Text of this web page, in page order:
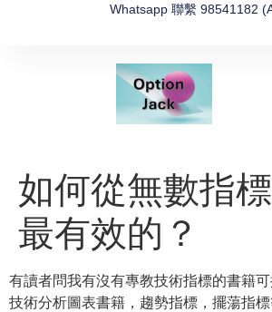
Whatsapp 聯繫 98541182
如何從無數指
最有效的？
有讀者問我有沒有專教技術指標的書籍
技術分析圖表書籍，趨勢指標，擺蕩指